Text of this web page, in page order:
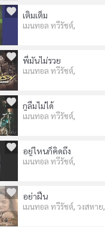
เติมเต็ม
เมนทอล ทวีรัชต์,
พี่มันไม่รวย
เมนทอล ทวีรัชต์,
กูลืมไม่ได้
เมนทอล ทวีรัชต์,
อยู่ไหนก็คิดถึง
เมนทอล ทวีรัชต์,
อย่าฝืน
เมนทอล ทวีรัชต์, วงสหาย,